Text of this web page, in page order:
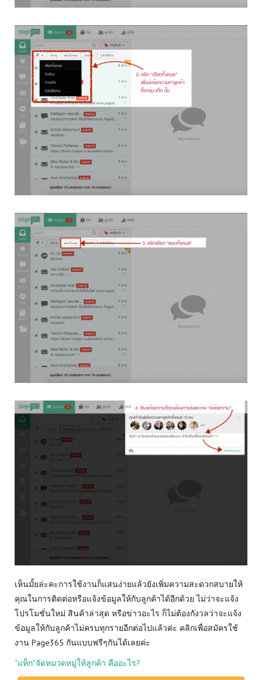
เห็นมั้ยล่ะคะการใช้งานก็แสนง่ายแล้วยังเพิ่มความสะดวกสบายให้
คุณในการติดต่อหรือแจ้งข้อมูลให้กับลูกค้าได้อีกด้วย ไม่ว่าจะแจ้ง
โปรโมชั่นใหม่ สินค้าล่าสุด หรือข่าวอะไร ก็ไม่ต้องกังวลว่าจะแจ้ง
ข้อมูลให้กับลูกค้าไม่ครบทุกรายอีกต่อไปแล้วค่ะ คลิกเพื่อสมัครใช้
งาน Page365 กันแบบฟรีๆกันได้เลยค่ะ
“แท็ก”จัดหมวดหมู่ให้ลูกค้า คืออะไร?